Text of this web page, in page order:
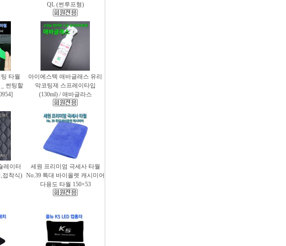
QL (썬루프형)
타월
_ 썬팅할
아이에스텍 애바글래스 유리
막코팅제 스프레이타입
(130ml) / 애바글라스
레이터
접착식)
세원 프리미엄 극세사 타월
No.39 특대 바이올렛 캐시미어
다용도 타월 150×53